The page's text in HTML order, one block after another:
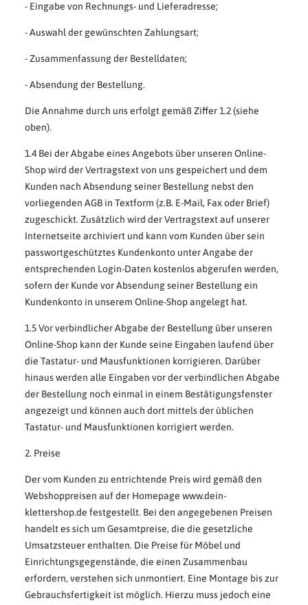
- Eingabe von Rechnungs- und Lieferadresse;
- Auswahl der gewünschten Zahlungsart;
- Zusammenfassung der Bestelldaten;
- Absendung der Bestellung.
Die Annahme durch uns erfolgt gemäß Ziffer 1.2 (siehe
oben).
1.4 Bei der Abgabe eines Angebots über unseren Online-
Shop wird der Vertragstext von uns gespeichert und dem
Kunden nach Absendung seiner Bestellung nebst den
vorliegenden AGB in Textform (z.B. E-Mail, Fax oder Brief)
zugeschickt. Zusätzlich wird der Vertragstext auf unserer
Internetseite archiviert und kann vom Kunden über sein
passwortgeschütztes Kundenkonto unter Angabe der
entsprechenden Login-Daten kostenlos abgerufen werden,
sofern der Kunde vor Absendung seiner Bestellung ein
Kundenkonto in unserem Online-Shop angelegt hat.
1.5 Vor verbindlicher Abgabe der Bestellung über unseren
Online-Shop kann der Kunde seine Eingaben laufend über
die Tastatur- und Mausfunktionen korrigieren. Darüber
hinaus werden alle Eingaben vor der verbindlichen Abgabe
der Bestellung noch einmal in einem Bestätigungsfenster
angezeigt und können auch dort mittels der üblichen
Tastatur- und Mausfunktionen korrigiert werden.
2. Preise
Der vom Kunden zu entrichtende Preis wird gemäß den
Webshoppreisen auf der Homepage www.dein-
klettershop.de festgestellt. Bei den angegebenen Preisen
handelt es sich um Gesamtpreise, die die gesetzliche
Umsatzsteuer enthalten. Die Preise für Möbel und
Einrichtungsgegenstände, die einen Zusammenbau
erfordern, verstehen sich unmontiert. Eine Montage bis zur
Gebrauchsfertigkeit ist möglich. Hierzu muss jedoch eine